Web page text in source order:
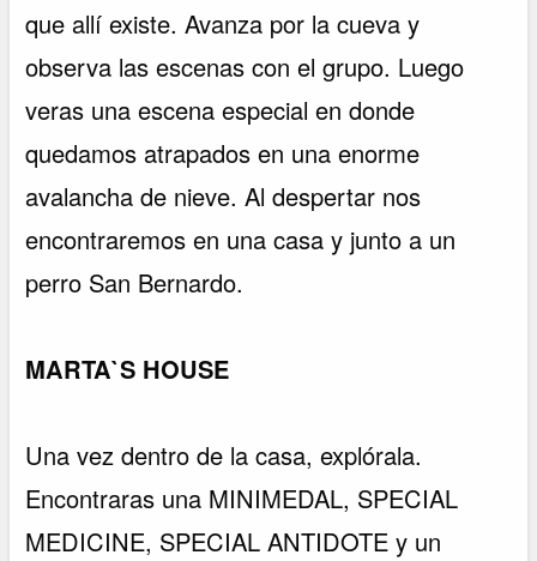
que allí existe. Avanza por la cueva y
observa las escenas con el grupo. Luego
veras una escena especial en donde
quedamos atrapados en una enorme
avalancha de nieve. Al despertar nos
encontraremos en una casa y junto a un
perro San Bernardo.
MARTA`S HOUSE
Una vez dentro de la casa, explórala.
Encontraras una MINIMEDAL, SPECIAL
MEDICINE, SPECIAL ANTIDOTE y un